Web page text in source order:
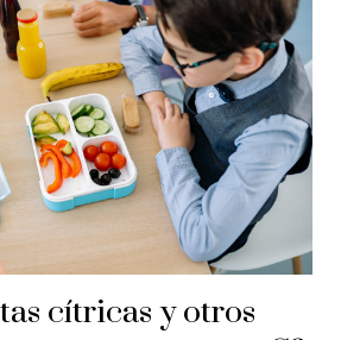
cítricas y otros